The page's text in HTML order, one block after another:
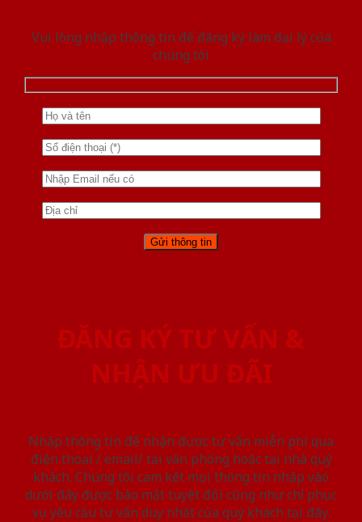
Vui lòng nhập thông tin để đăng ký làm đại lý của
chúng tôi
ĐĂNG KÝ TƯ VẤN &
NHẬN ƯU ĐÃI
Nhập thông tin để nhận được tư vấn miễn phí qua
điện thoại / email/ tại văn phòng hoặc tại nhà quý
khách. Chúng tôi cam kết mọi thông tin nhập vào
dưới đây được bảo mật tuyệt đối cũng như chỉ phục
vụ yêu cầu tư vấn duy nhất của quý khách tại đây.